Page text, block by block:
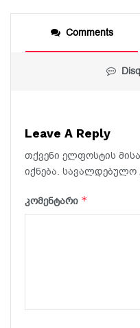
Comments
Leave A Reply
თქვენი ელფოსტის
იქნება. სავალდებულო
კომენტარი *